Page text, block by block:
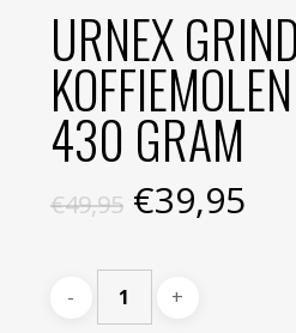
URNEX
430 GRAM
€49,95
prijs
was:
€49,95.
€39,95